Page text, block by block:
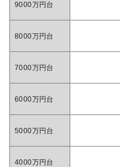
9000万円台
8000万円台
7000万円台
6000万円台
5000万円台
4000万円台